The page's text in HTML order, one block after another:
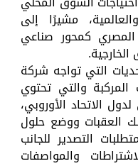
مشيرًا إلى
كمحور صناعي
التي تواجه شركة
والتي تحتوي
الاتحاد الأوروبي،
العقبات ووضع حلول
بحث متطلبات التصدير للجانب
والمواصفات